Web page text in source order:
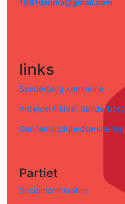
1981danma@gmail.com
links
Sønderborg kommune
ArbejderArkivet Sønderborg
Gennemsigtighedserklæring
Partiet
Socialdemokratiet